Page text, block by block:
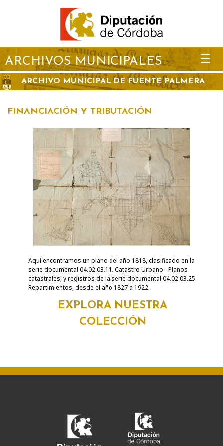
ARCHIVOS MUNICIPALES ☰
ARCHIVO MUNICIPAL DE FUENTE PALMERA
FINANCIACIÓN Y TRIBUTACIÓN
Aquí encontramos un plano del año 1818, clasificado en la
serie documental 04.02.03.11. Catastro Urbano - Planos
catastrales; y registros de la serie documental 04.02.03.25.
Repartimientos, desde el año 1827 a 1922.
EXPLORA NUESTRA
COLECCIÓN